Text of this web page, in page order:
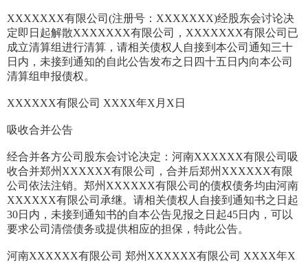
XXXXXXX有限公司(注册号：XXXXXXX)经股东会讨论决
定即日起解散XXXXXXX有限公司，XXXXXXX有限公司已
成立清算组进行清算，请相关债权人自接到本公司通知三十
日内，未接到通知的自此公告发布之日四十五日内向本公司
清算组申报债权。
XXXXXX有限公司 XXXX年X月X日
吸收合并公告
经合并各方公司股东会讨论决定：河南XXXXXX有限公司吸
收合并郑州XXXXXX有限公司，合并后郑州XXXXXX有限
公司依法注销。郑州XXXXXX有限公司的债权债务均由河南
XXXXXX有限公司承继。请相关债权人自接到通知书之日起
30日内，未接到通知书的自本公告见报之日起45日内，可以
要求公司清偿债务或提供相应的担保，特此公告。
河南XXXXXX有限公司 郑州XXXXXX有限公司 XXXX年X